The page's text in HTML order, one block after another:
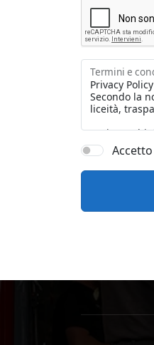
Termini e